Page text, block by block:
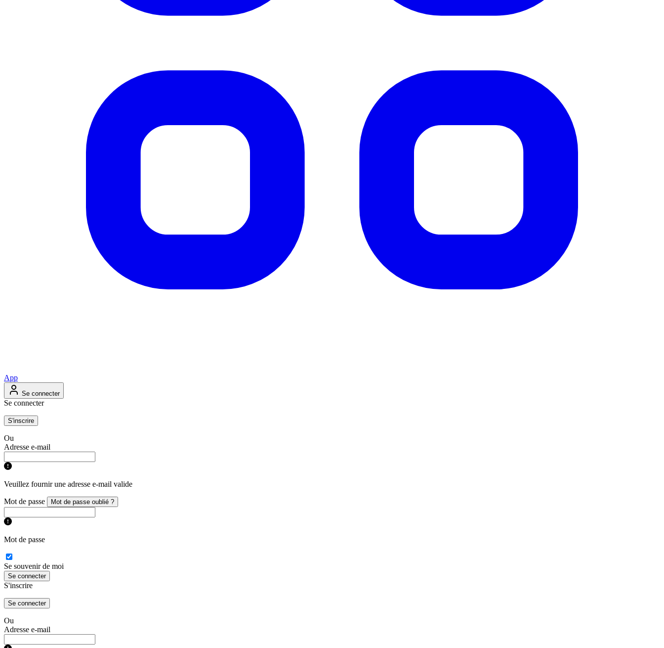
App
Se connecter
Se connecter
S'inscrire
Ou
Adresse e-mail
Veuillez fournir une adresse e-mail valide
Mot de passe Mot de passe oublié ?
Mot de passe
Se souvenir de moi
Se connecter
S'inscrire
Se connecter
Ou
Adresse e-mail